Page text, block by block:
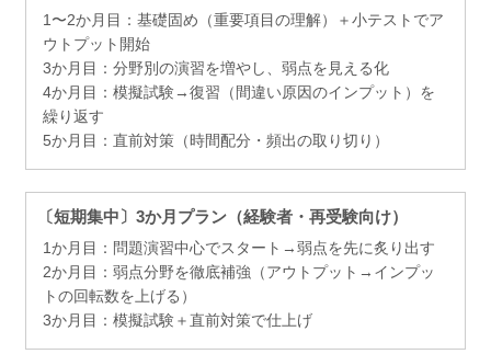
1〜2か月目：基礎固め（重要項目の理解）＋小テストでア
ウトプット開始
3か月目：分野別の演習を増やし、弱点を見える化
4か月目：模擬試験→復習（間違い原因のインプット）を
繰り返す
5か月目：直前対策（時間配分・頻出の取り切り）
〔短期集中〕3か月プラン（経験者・再受験向け）
1か月目：問題演習中心でスタート→弱点を先に炙り出す
2か月目：弱点分野を徹底補強（アウトプット→インプッ
トの回転数を上げる）
3か月目：模擬試験＋直前対策で仕上げ